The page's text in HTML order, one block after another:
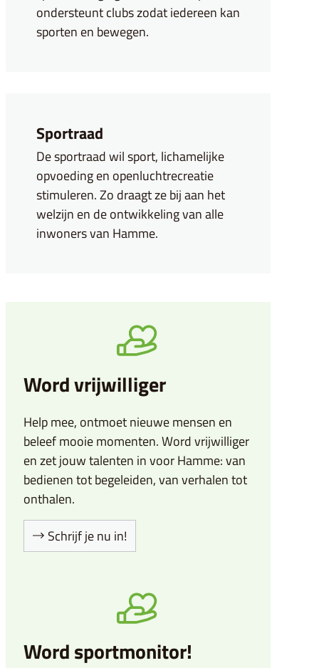
ondersteunt clubs zodat iedereen kan
sporten en bewegen.
Sportraad
De sportraad wil sport, lichamelijke
opvoeding en openluchtrecreatie
stimuleren. Zo draagt ze bij aan het
welzijn en de ontwikkeling van alle
inwoners van Hamme.
Word vrijwilliger
Help mee, ontmoet nieuwe mensen en
beleef mooie momenten. Word vrijwilliger
en zet jouw talenten in voor Hamme: van
bedienen tot begeleiden, van verhalen tot
onthalen.
Schrijf je nu in!
Word sportmonitor!